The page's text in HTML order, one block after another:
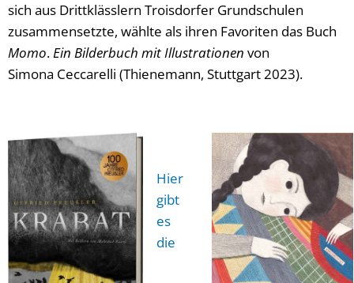
sich aus Drittklässlern Troisdorfer Grundschulen
zusammensetzte, wählte als ihren Favoriten das Buch
Momo.Ein Bilderbuch mit Illustrationen von
Simona Ceccarelli (Thienemann, Stuttgart 2023).
Hier
gibt
es
die